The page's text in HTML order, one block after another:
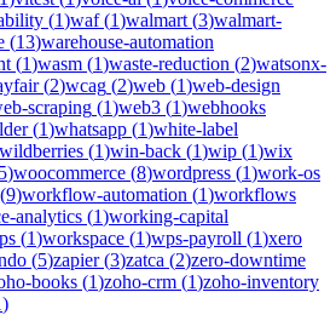
(1)waf(1)walmart (3)walmart-
(13)warehouse-automation
(1)wasm (1)waste-reduction (2)watsonx-
(2)wcag (2)web (1)web-design
scraping (1)web3 (1)webhooks
(1)whatsapp (1)white-label
wildberries (1)win-back (1)wip (1)wix
5)woocommerce (8)wordpress (1)work-os
(9)workflow-automation (1)workflows
analytics (1)working-capital
(1)workspace (1)wps-payroll (1)xero
(5)zapier(3)zatca (2)zero-downtime
books (1)zoho-crm (1)zoho-inventory
)